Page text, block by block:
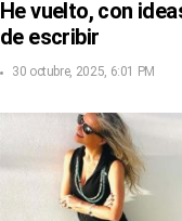
He vuelto, con
de escribir
30 octubre, 2025, 6:01 PM